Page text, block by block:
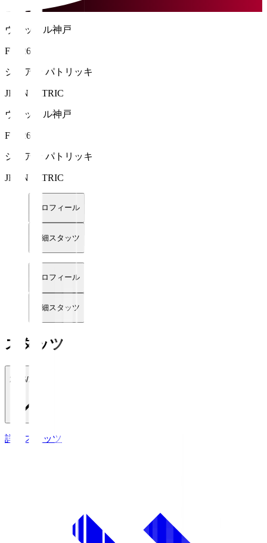
ヴィッセル神戸
FW 26
ジェアン パトリッキ
JEAN PATRIC
ヴィッセル神戸
FW 26
ジェアン パトリッキ
JEAN PATRIC
プロフィール
詳細スタッツ
プロフィール
詳細スタッツ
スタッツ
2026/27
詳細スタッツ